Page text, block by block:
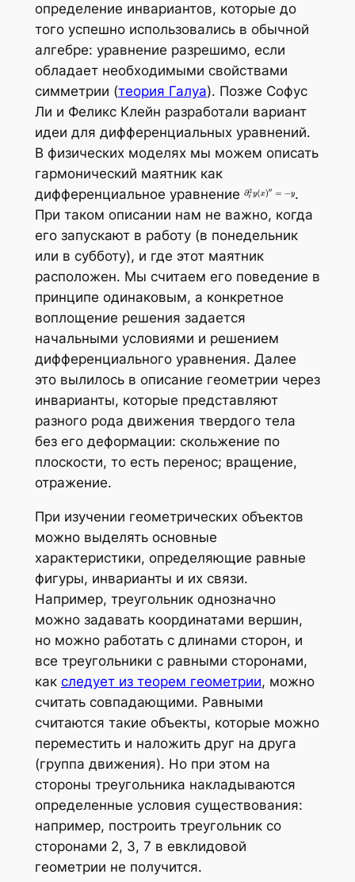
определение инвариантов, которые до
того успешно использовались в обычной
алгебре: уравнение разрешимо, если
обладает необходимыми свойствами
симметрии (теория Галуа). Позже Софус
Ли и Феликс Клейн разработали вариант
идеи для дифференциальных уравнений.
В физических моделях мы можем описать
гармонический маятник как
дифференциальное уравнение
.
При таком описании нам не важно, когда
его запускают в работу (в понедельник
или в субботу), и где этот маятник
расположен. Мы считаем его поведение в
принципе одинаковым, а конкретное
воплощение решения задается
начальными условиями и решением
дифференциального уравнения. Далее
это вылилось в описание геометрии через
инварианты, которые представляют
разного рода движения твердого тела
без его деформации: скольжение по
плоскости, то есть перенос; вращение,
отражение.
При изучении геометрических объектов
можно выделять основные
характеристики, определяющие равные
фигуры, инварианты и их связи.
Например, треугольник однозначно
можно задавать координатами вершин,
но можно работать с длинами сторон, и
все треугольники с равными сторонами,
как следует из теорем геометрии, можно
считать совпадающими. Равными
считаются такие объекты, которые можно
переместить и наложить друг на друга
(группа движения). Но при этом на
стороны треугольника накладываются
определенные условия существования:
например, построить треугольник со
сторонами 2, 3, 7 в евклидовой
геометрии не получится.